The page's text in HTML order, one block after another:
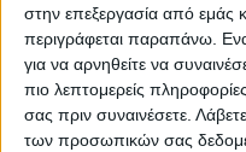
στην επεξεργασία από εμάς
περιγράφεται παραπάνω.
για να αρνηθείτε να
πιο λεπτομερείς
σας πριν συναινέσετε.
των προσωπικών σας
ουσιαστικές, καθώς
κατανόηση και η διάθεση
συζήτηση μπορεί να
αποκαταστήσει την
ανθρώπους ακόμη πιο